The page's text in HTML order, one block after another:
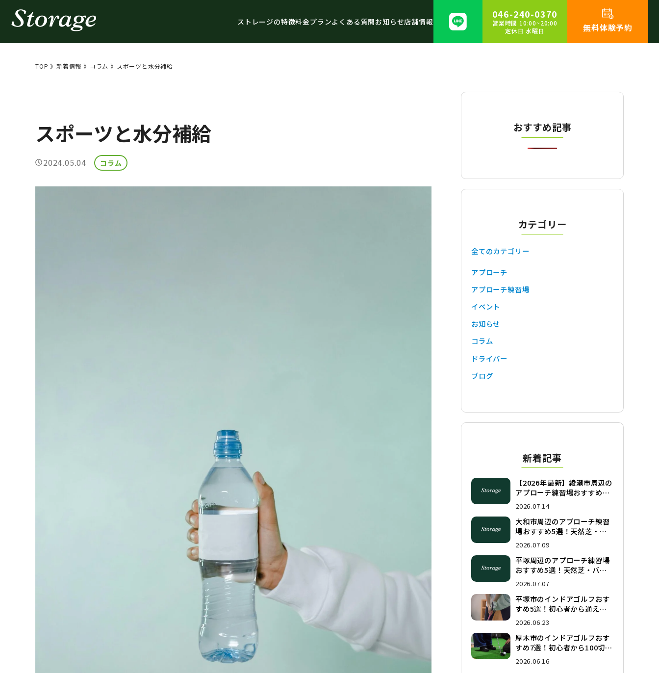
ストレージの特徴料金プランよくある質問お知らせ店舗情報
046-240-0370
営業時間 10:00~20:00
定休日 水曜日
無料体験予約
TOP 》新着情報 》 コラム 》 スポーツと水分補給
スポーツと水分補給
2024.05.04 コラム
おすすめ記事
カテゴリー
全てのカテゴリー
アプローチ
アプローチ練習場
イベント
お知らせ
コラム
ドライバー
ブログ
新着記事
【2026年最新】綾瀬市周辺の
アプローチ練習場おすすめ5
選！天然芝・バンカー完備の
人気施設を徹底比較
2026.07.14
大和市周辺のアプローチ練習
場おすすめ5選！天然芝・バ
ンカー完備の人気施設を徹底
比較
2026.07.09
平塚周辺のアプローチ練習場
おすすめ5選！天然芝・バン
カー完備の人気施設を徹底比
較
2026.07.07
平塚市のインドアゴルフおす
すめ5選！初心者から通える
シミュレーションゴルフを徹
底比較
2026.06.23
厚木市のインドアゴルフおす
すめ7選！初心者から100切り
まで手ぶらで通えるシミュレ
ーションゴルフを徹底比較
2026.06.16